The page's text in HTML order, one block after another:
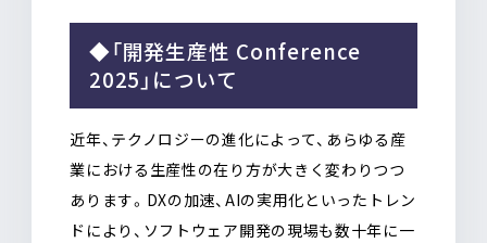
◆「開発生産性 Conference
2025」について
近年、テクノロジーの進化によって、あらゆる産
業における生産性の在り方が大きく変わりつつ
あります。DXの加速、AIの実用化といったトレン
ドにより、ソフトウェア開発の現場も数十年に一